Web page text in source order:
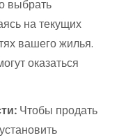
выбрать
на текущих
вашего жилья.
оказаться
Чтобы продать